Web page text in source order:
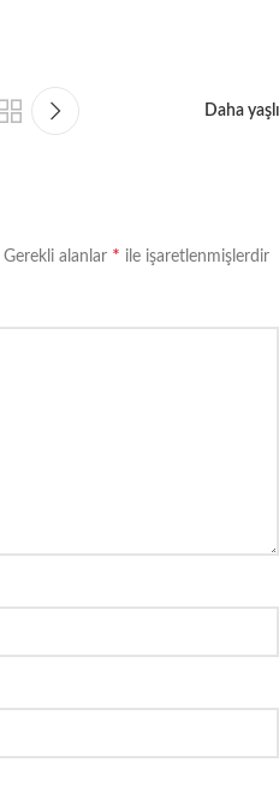
Daha yaşlı
Gerekli alanlar * ile işaretlenmişlerdir